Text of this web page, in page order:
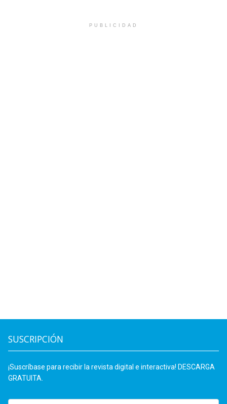
PUBLICIDAD
SUSCRIPCIÓN
¡Suscríbase para recibir la revista digital e interactiva! DESCARGA
GRATUITA.